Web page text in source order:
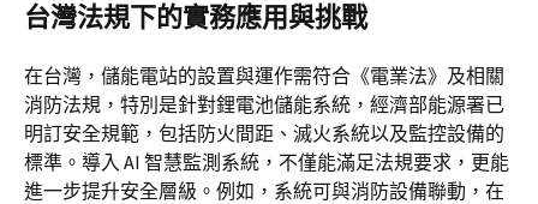
台灣法規下的實務應用與挑戰
在台灣，儲能電站的設置與運作需符合《電業法》及相關
消防法規，特別是針對鋰電池儲能系統，經濟部能源署已
明訂安全規範，包括防火間距、滅火系統以及監控設備的
標準。導入 AI 智慧監測系統，不僅能滿足法規要求，更能
進一步提升安全層級。例如，系統可與消防設備聯動，在